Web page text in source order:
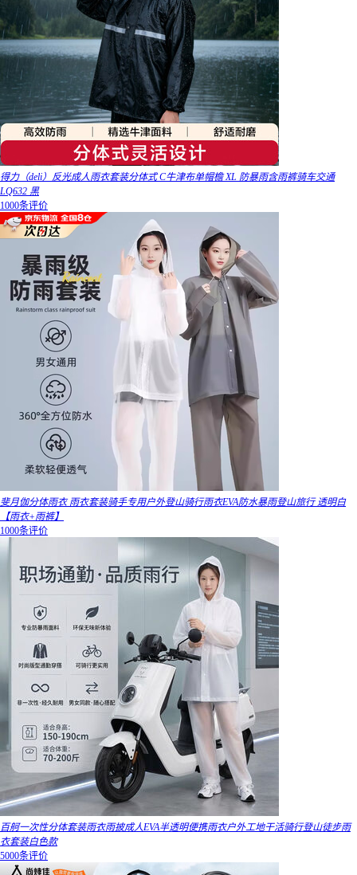
得力（deli）反光成人雨衣套装分体式 C牛津布单帽檐 XL 防暴雨含雨裤骑车交通
LQ632 黑
1000条评价
斐月伽分体雨衣 雨衣套装骑手专用户外登山骑行雨衣EVA防水暴雨登山旅行 透明白
【雨衣+雨裤】
1000条评价
百舸一次性分体套装雨衣雨披成人EVA半透明便携雨衣户外工地干活骑行登山徒步雨
衣套装白色款
5000条评价